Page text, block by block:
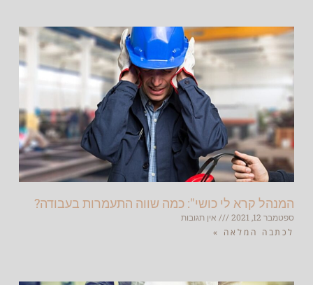
המנהל קרא לי כושי": כמה שווה התעמרות בעבודה?
ספטמבר 12, 2021 אין תגובות
לכתבה המלאה »